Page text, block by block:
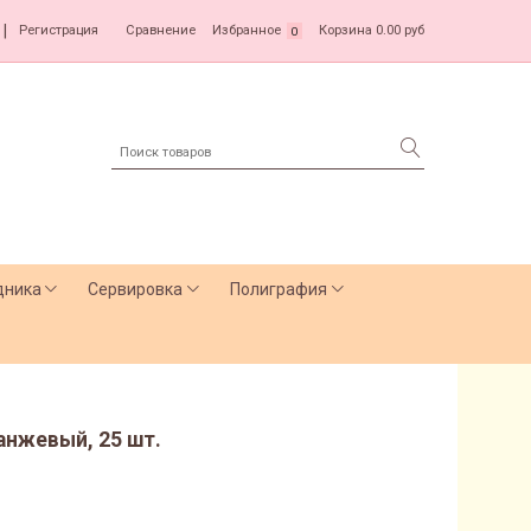
Регистрация Сравнение Избранное 0 Корзина 0.00 руб
Сервировка Полиграфия
25 шт.